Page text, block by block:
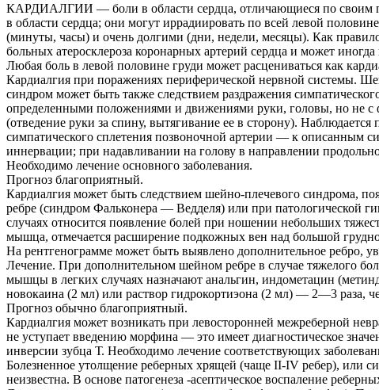
КАРДИАЛГИИ — боли в области сердца, отличающиеся по своим
в области сердца; они могут иррадиировать по всей левой
(минуты, часы) и очень долгими (дни, недели, месяцы). Как
больных атеросклероза коронарных артерий сердца и может
Любая боль в левой половине груди может расцениваться как
Кардиалгия при поражениях периферической нервной системы.
синдром может быть также следствием раздражения
определенными положениями и движениями руки, головы, но не с
(отведение руки за спину, вытягивание ее в сторону).
симпатического сплетения позвоночной артерии — к описанным
иннервации; при надавливании на голову в направлении
Необходимо лечение основного заболевания.
Прогноз благоприятный.
Кардиалгия может быть следствием шейно-плечевого синдрома,
ребре (синдром Фальконера — Ведделя) или при патологической
случаях относится появление болей при ношении небольших
мышца, отмечается расширение подкожных вен над большой
На рентгенограмме может быть выявлено дополнительное ребро,
Лечение. При дополнительном шейном ребре в случае тяжелого
мышцы в легких случаях назначают анальгин, индометацин
новокаина (2 мл) или раствор гидрокортиэона (2 мл) — 2—3 раза,
Прогноз обычно благоприятный.
Кардиалгия может возникать при левосторонней межреберной
не уступает введению морфина — это имеет диагностическое
инверсии зубца Т. Необходимо лечение соответствующих
Болезненное утолщение реберных хрящей (чаще II-IV ребер), или
неизвестна. В основе патогенеза -асептическое воспаление